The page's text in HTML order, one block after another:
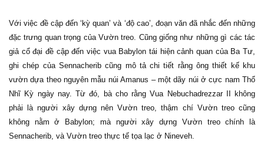
Với việc đề cập đến ‘kỳ quan’ và ‘độ cao’, đoạn văn đã nhắc đến những
đặc trưng quan trọng của Vườn treo. Cũng giống như những gì các tác
giả cổ đại đề cập đến việc vua Babylon tái hiện cảnh quan của Ba Tư,
ghi chép của Sennacherib cũng mô tả chi tiết rằng ông thiết kế khu
vườn dựa theo nguyên mẫu núi Amanus – một dãy núi ở cực nam Thổ
Nhĩ Kỳ ngày nay. Từ đó, bà cho rằng Vua Nebuchadrezzar II không
phải là người xây dựng nên Vườn treo, thậm chí Vườn treo cũng
không nằm ở Babylon; mà người xây dựng Vườn treo chính là
Sennacherib, và Vườn treo thực tế tọa lạc ở Nineveh.